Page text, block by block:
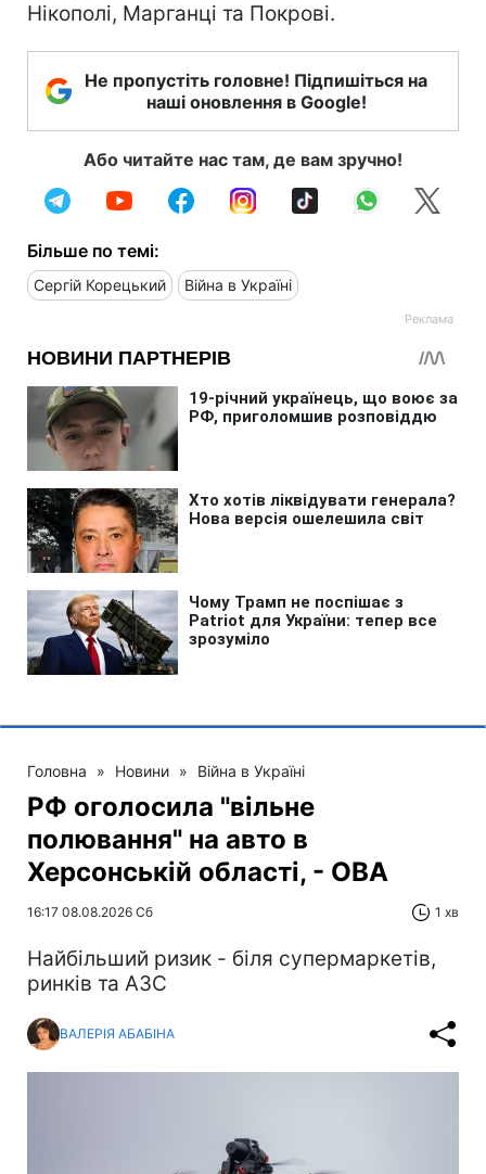
Нікополі, Марганці та Покрові.
Не пропустіть головне! Підпишіться на
наші оновлення в Google!
Або читайте нас там, де вам зручно!
Більше по темі:
Сергій Корецький Війна в Україні
Головна » Новини » Війна в Україні
РФ оголосила "вільне
полювання" на авто в
Херсонській області, - ОВА
16:17 08.08.2026 Сб 1 хв
Найбільший ризик - біля супермаркетів,
ринків та АЗС
ВАЛЕРІЯ АБАБІНА